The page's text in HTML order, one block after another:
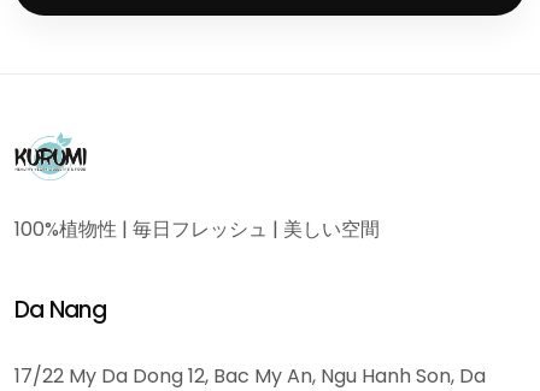
100%植物性 | 毎日フレッシュ | 美しい空間
Da Nang
17/22 My Da Dong 12, Bac My An, Ngu Hanh Son, Da